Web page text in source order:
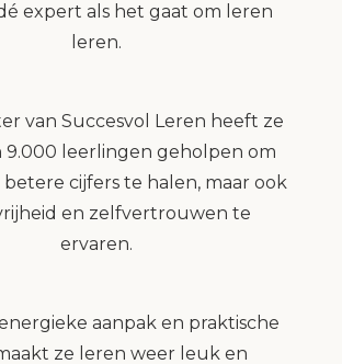
dé expert als het gaat om leren
leren.
van Succesvol Leren heeft ze
9.000 leerlingen geholpen om
cijfers te halen, maar ook
en zelfvertrouwen te
ervaren.
aanpak en praktische
ze leren weer leuk en